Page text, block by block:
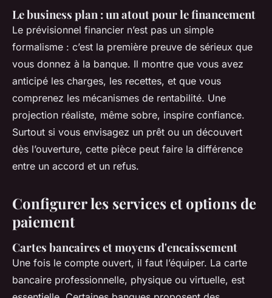
Le business plan : un atout pour le financement
Le prévisionnel financier n’est pas un simple
formalisme : c’est la première preuve de sérieux que
vous donnez à la banque. Il montre que vous avez
anticipé les charges, les recettes, et que vous
comprenez les mécanismes de rentabilité. Une
projection réaliste, même sobre, inspire confiance.
Surtout si vous envisagez un prêt ou un découvert
dès l’ouverture, cette pièce peut faire la différence
entre un accord et un refus.
Configurer les services et options de
paiement
Cartes bancaires et moyens d'encaissement
Une fois le compte ouvert, il faut l’équiper. La carte
bancaire professionnelle, physique ou virtuelle, est